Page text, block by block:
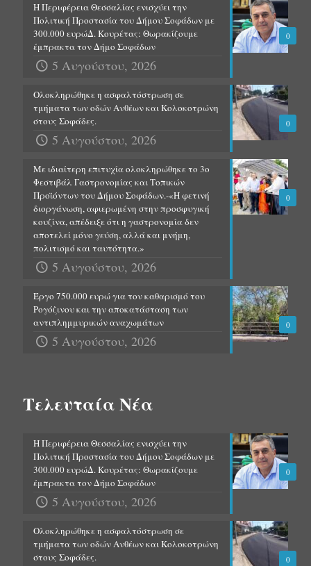
0
Η Περιφέρεια Θεσσαλίας ενισχύει την
Πολιτική Προστασία του Δήμου Σοφάδων με
300.000 ευρώΔ. Κουρέτας: Θωρακίζουμε
έμπρακτα τον Δήμο Σοφάδων
5 Αυγούστου, 2026
0
Ολοκληρώθηκε η ασφαλτόστρωση σε
τμήματα των οδών Ανθέων και Κολοκοτρώνη
στους Σοφάδες.
5 Αυγούστου, 2026
0
Με ιδιαίτερη επιτυχία ολοκληρώθηκε το 3ο
Φεστιβάλ Γαστρονομίας και Τοπικών
Προϊόντων του Δήμου Σοφάδων.-«Η φετινή
διοργάνωση, αφιερωμένη στην προσφυγική
κουζίνα, απέδειξε ότι η γαστρονομία δεν
αποτελεί μόνο γεύση, αλλά και μνήμη,
πολιτισμό και ταυτότητα.»
5 Αυγούστου, 2026
0
Έργο 750.000 ευρώ για τον καθαρισμό του
Ρογόζινου και την αποκατάσταση των
αντιπλημμυρικών αναχωμάτων
5 Αυγούστου, 2026
Τελευταία Νέα
0
Η Περιφέρεια Θεσσαλίας ενισχύει την
Πολιτική Προστασία του Δήμου Σοφάδων με
300.000 ευρώΔ. Κουρέτας: Θωρακίζουμε
έμπρακτα τον Δήμο Σοφάδων
5 Αυγούστου, 2026
0
Ολοκληρώθηκε η ασφαλτόστρωση σε
τμήματα των οδών Ανθέων και Κολοκοτρώνη
στους Σοφάδες.